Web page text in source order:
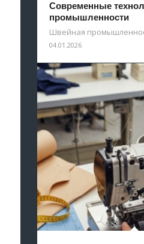
Современные
промышленности
Швейная
04.01.2026